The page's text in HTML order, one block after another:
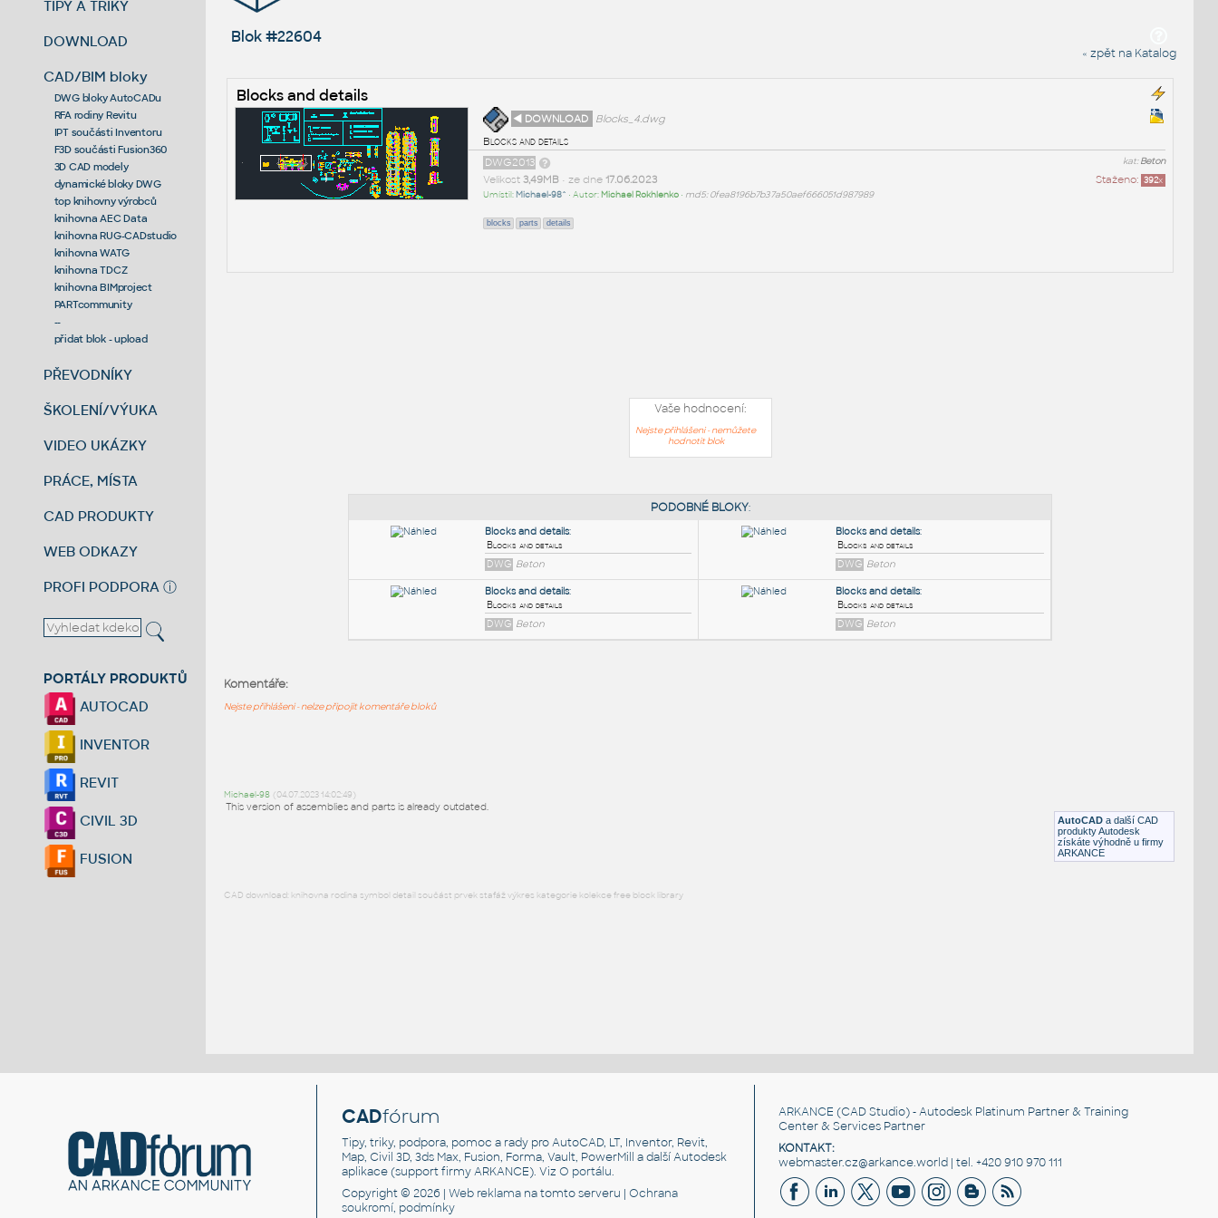
TIPY A TRIKY
DOWNLOAD
CAD/BIM bloky
DWG bloky AutoCADu
RFA rodiny Revitu
IPT součásti Inventoru
F3D součásti Fusion360
3D CAD modely
dynamické bloky DWG
top knihovny výrobců
knihovna AEC Data
knihovna RUG-CADstudio
knihovna WATG
knihovna TDCZ
knihovna BIMproject
PARTcommunity
--
přidat blok - upload
PŘEVODNÍKY
ŠKOLENÍ/VÝUKA
VIDEO UKÁZKY
PRÁCE, MÍSTA
CAD PRODUKTY
WEB ODKAZY
PROFI PODPORA ⓘ
PORTÁLY PRODUKTŮ
AUTOCAD
INVENTOR
REVIT
CIVIL 3D
FUSION
Blok #22604
« zpět na Katalog
Blocks and details
◄ DOWNLOAD
Blocks_4.dwg
Blocks and details
kat:Beton
DWG2013
Staženo: 392x
Velikost 3,49MB• ze dne 17.06.2023
Umístil: Michael-98^ • Autor: Michael Rokhlenko• md5: 0fea8196b7b37a50aef666051d987989
blocks parts details
Vaše hodnocení:
Nejste přihlášeni - nemůžete
hodnotit blok
AutoCAD a další CAD
produkty Autodesk
získáte výhodně u firmy
ARKANCE
Komentáře:
Nejste přihlášeni - nelze připojit komentáře bloků
Michael-98 (04.07.2023 14:02:49)
This version of assemblies and parts is already outdated.
CAD download: knihovna rodina symbol detail součást prvek stafáž výkres kategorie kolekce free block library
CADfórum
Tipy, triky, podpora, pomoc a rady pro AutoCAD, LT, Inventor, Revit,
Map, Civil 3D, 3ds Max, Fusion, Forma, Vault, PowerMill a další Autodesk
aplikace (support firmy ARKANCE). VizO portálu.
Copyright © 2026 |Web reklama na tomto serveru |Ochrana
soukromí, podmínky
ARKANCE (CAD Studio) - Autodesk Platinum Partner & Training
Center & Services Partner
KONTAKT:
webmaster.cz@arkance.world | tel. +420 910 970 111